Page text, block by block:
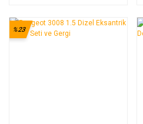
%23